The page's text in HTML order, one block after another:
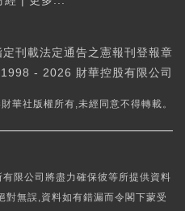
刊載法定通告之憲報刊登報章
- 2026 財華控股有限公司
華社版權所有,未經同意不得轉載。
限公司將盡力確保彼等所提供資料
對無誤,資料如有錯漏而令閣下蒙受